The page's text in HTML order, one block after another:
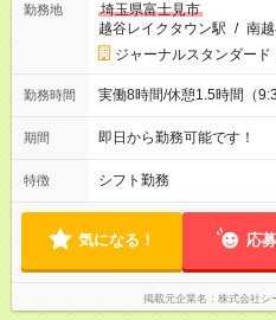
勤務地
埼玉県富士見市
越谷レイクタウン駅 / 南
ジャーナルスタンダード
勤務時間 実働8時間/休憩1.5時間（
期間 即日から勤務可能です！
特徴 シフト勤務
気になる！ 応
掲載元企業名 株式会社シ